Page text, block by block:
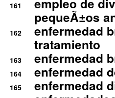
161
empleo de
pequeÃ±os
162
enfermedad
tratamiento
163 enfermedad
164 enfermedad
165 enfermedad